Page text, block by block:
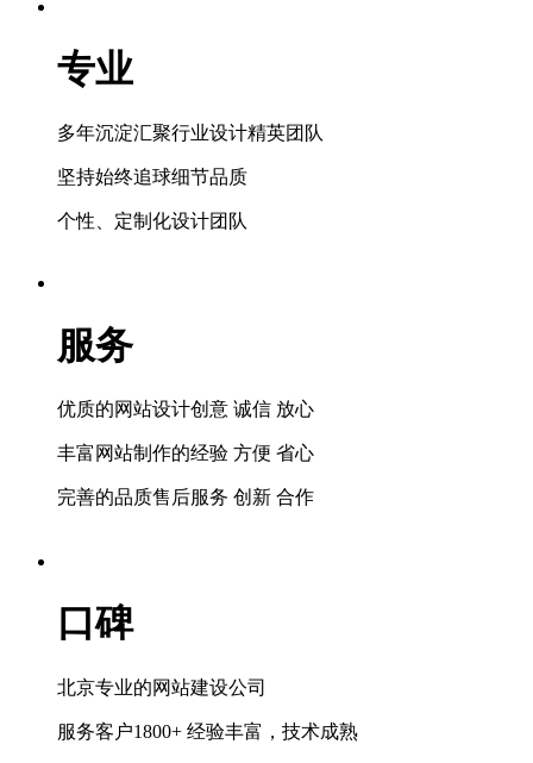
专业
多年沉淀汇聚行业设计精英团队
坚持始终追球细节品质
个性、定制化设计团队
服务
优质的网站设计创意 诚信 放心
丰富网站制作的经验 方便 省心
完善的品质售后服务 创新 合作
口碑
北京专业的网站建设公司
服务客户1800+ 经验丰富，技术成熟